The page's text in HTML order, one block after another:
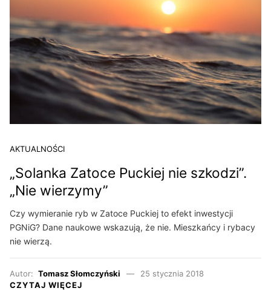
AKTUALNOŚCI
„Solanka Zatoce Puckiej nie szkodzi”.
„Nie wierzymy”
Czy wymieranie ryb w Zatoce Puckiej to efekt inwestycji
PGNiG? Dane naukowe wskazują, że nie. Mieszkańcy i rybacy
nie wierzą.
Autor: Tomasz Słomczyński
25 stycznia 2018
CZYTAJ WIĘCEJ